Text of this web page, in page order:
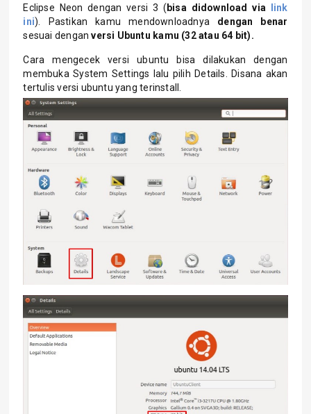
Eclipse Neon dengan versi 3 ( bisa didownload via
link
ini). Pastikan kamu mendownloadnya dengan benar
sesuai denganversi Ubuntu kamu (32 atau 64 bit).
Cara mengecek versi ubuntu bisa dilakukan dengan
membuka System Settings lalu pilih Details. Disana akan
tertulis versi ubuntu yang terinstall.